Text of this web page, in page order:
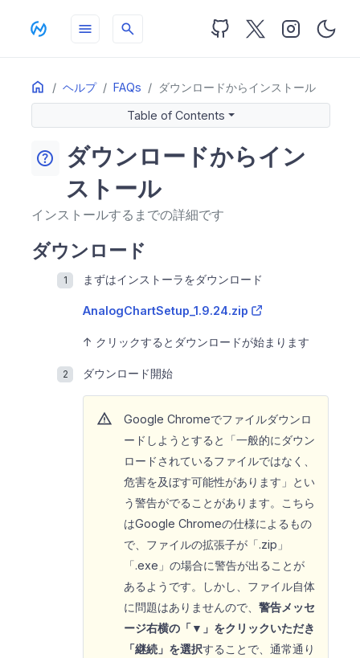
menu search
Home ヘルプ FAQs ダウンロードからインストール
ON THIS PAGE
kabusoukoインストール
株価データのインストール
Table of Contents
help
ダウンロードからイン
ストール
インストールするまでの詳細です
ダウンロード
まずはインストーラをダウンロード
AnalogChartSetup_1.9.24.zip
↑ クリックするとダウンロードが始まります
ダウンロード開始
warning
Google Chromeでファイルダウンロ
ードしようとすると「一般的にダウン
ロードされているファイルではなく、
危害を及ぼす可能性があります」とい
う警告がでることがあります。こちら
はGoogle Chromeの仕様によるもの
で、ファイルの拡張子が「.zip」
「.exe」の場合に警告が出ることが
あるようです。しかし、ファイル自体
に問題はありませんので、 警告メッセ
ージ右横の「▼」をクリックいただき
「継続」を選択することで、通常通り